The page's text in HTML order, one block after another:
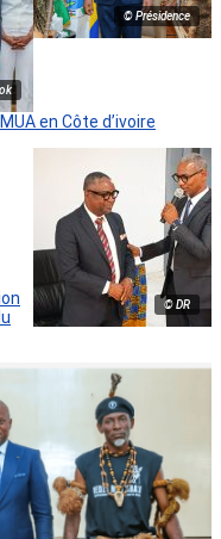
© Présidence
en Côte d’ivoire
© DR